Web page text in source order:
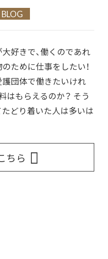
BLOG
好きで、働くのであれ
ために仕事をしたい！
団体で働きたいけれ
はもらえるのか？ そう
たどり着いた人は多いは
ちら